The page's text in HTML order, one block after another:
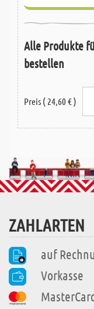
Alle Produkte
bestellen
Preis ( 24,60 € )
ZAHLARTEN
auf
Vorkasse